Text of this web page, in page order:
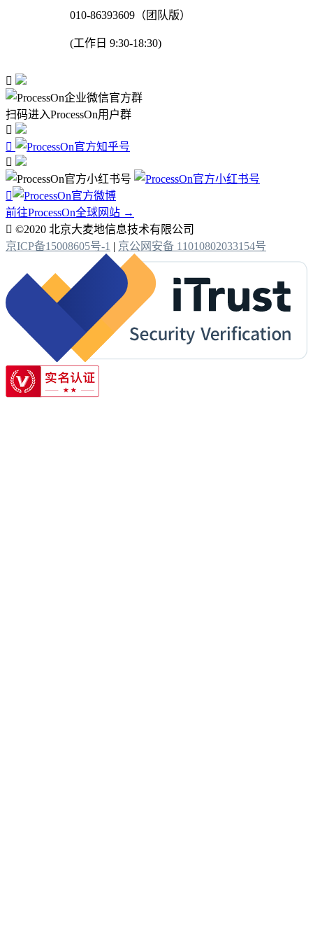
010-86393609（团队版）
(工作日 9:30-18:30)

扫码进入ProcessOn用户群




前往ProcessOn全球网站 →
 ©2020 北京大麦地信息技术有限公司
京ICP备15008605号-1 | 京公网安备 11010802033154号